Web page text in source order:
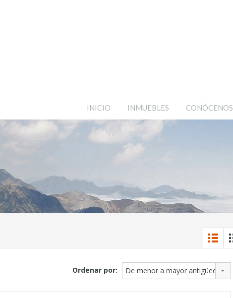
INICIO INMUEBLES CONÓCENOS
Ordenar por: De menor a mayor antigüedad